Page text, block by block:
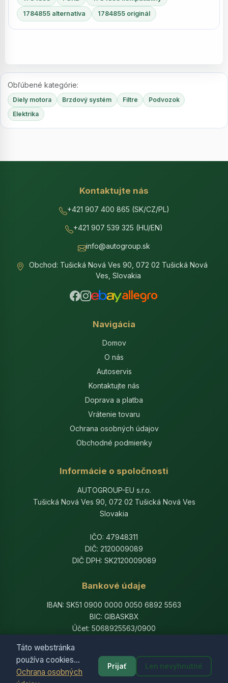
Táto webstránka
používa cookies...
Ochrana osobných
Prijať Len nevyhnutné
1784855 alternatíva 1784855 originál
Obľúbené kategórie:
Diely motora Brzdový systém Filtre
Podvozok
Elektrika
Kontaktujte nás
+421 907 400 865 (SK/CZ/PL)
+421 907 539 325 (HU/EN)
info@autogroup.sk
Obchod: Tušická Nová Ves 90, 072 02 Tušická Nová
Ves, Slovakia
Navigácia
Domov
O nás
Autoservis
Kontaktujte nás
Doprava a platba
Vrátenie tovaru
Ochrana osobných údajov
Obchodné podmienky
Informácie o spoločnosti
AUTOGROUP-EU s.r.o.
Tušická Nová Ves 90, 072 02 Tušická Nová Ves
Slovakia
IČO: 47948311
DIČ: 2120009089
DIČ DPH: SK2120009089
Bankové údaje
IBAN: SK51 0900 0000 0050 6892 5563
BIC: GIBASKBX
Účet: 5068925563/0900